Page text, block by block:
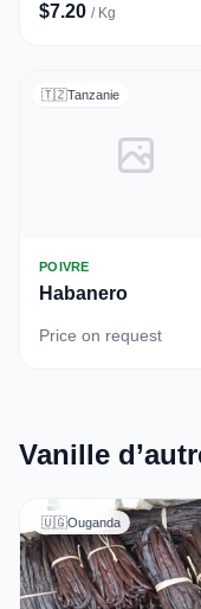
$7.20 / Kg
🇹🇿Tanzanie
POIVRE
Habanero
Price on request
Vanille
🇺🇬Ouganda